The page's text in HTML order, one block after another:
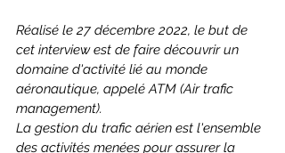
Réalisé le 27 décembre 2022, le but de
cet interview est de faire découvrir un
domaine d'activité lié au monde
aéronautique, appelé ATM (Air trafic
management).
La gestion du trafic aérien est l'ensemble
des activités menées pour assurer la